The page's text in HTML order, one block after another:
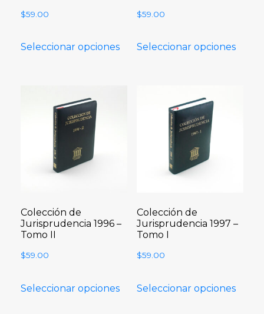
$59.00
Seleccionar opciones
$59.00
Seleccionar opciones
Colección de
Jurisprudencia 1996 –
Tomo II
$59.00
Seleccionar opciones
Colección de
Jurisprudencia 1997 –
Tomo I
$59.00
Seleccionar opciones